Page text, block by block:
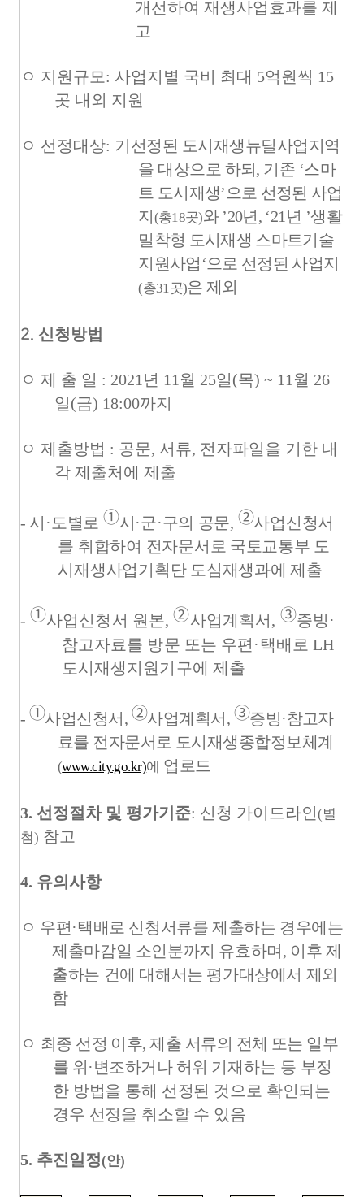
개선하여 재생사업효과를 제
고
ㅇ 지원규모: 사업지별 국비 최대 5억원씩 15
곳 내외 지원
ㅇ 선정대상: 기 선정된 도시재생뉴딜사업지역
을 대상으로 하되 , 기존 ‘스마
트 도시재생’ 으로 선정된 사업
지 (총18곳)와’20년 , ‘21 년 ’생활
밀착형 도시재생 스마트기술
지원사업 ‘으로 선정된 사업지
(총31곳)은 제외
2. 신청방법
ㅇ 제 출 일 : 2021 년 11 월 25일(목) ~ 11 월 26
일(금) 18:00까지
ㅇ 제출방법 : 공문, 서류, 전자파일을 기한 내
각 제출처에 제출
- 시 · 도별로 ➀시 ·군·구의 공문, ➁사업신청서
를 취합하여 전자문서로 국토교통부 도
시재생사업기획단 도심재생과에 제출
- ➀사업신청서 원본,➁사업계획서 , ➂증빙 ·
참고자료를 방문 또는 우편 · 택배로LH
도시재생지원기구에 제출
- ➀사업신청서 , ➁사업계획서 , ➂증빙·참고자
료를 전자문서로 도시재생종합정보체계
(www.city.go.kr)에 업로드
3. 선정절차 및 평가기준: 신청 가이드라인(별
첨) 참고
4. 유의사항
ㅇ 우편 ·택배로 신청서류를 제출하는 경우에는
제출마감일 소인분까지 유효하며 , 이후 제
출하는 건에 대해서는 평가대상에서 제외
함
ㅇ 최종 선정 이후,제출 서류의 전체 또는 일부
를 위 ·변조하거나 허위 기재하는 등 부정
한 방법을 통해 선정된 것으로 확인되는
경우 선정을 취소할 수 있음
5. 추진일정(안)